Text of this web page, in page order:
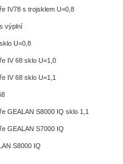
IV78 s trojsklem U=0,8
výplní
U=0,8
IV 68 sklo U=1,0
IV 68 sklo U=1,1
GEALAN S8000 IQ sklo 1,1
GEALAN S7000 IQ
S8000 IQ